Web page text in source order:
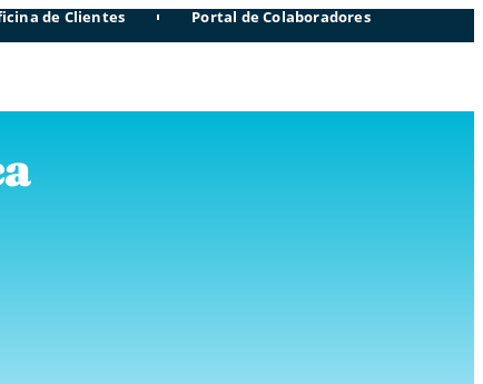
de Clientes Portal de Colaboradores